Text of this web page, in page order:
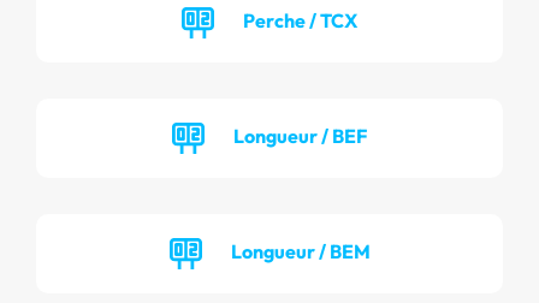
Perche / TCX
Longueur / BEF
Longueur / BEM